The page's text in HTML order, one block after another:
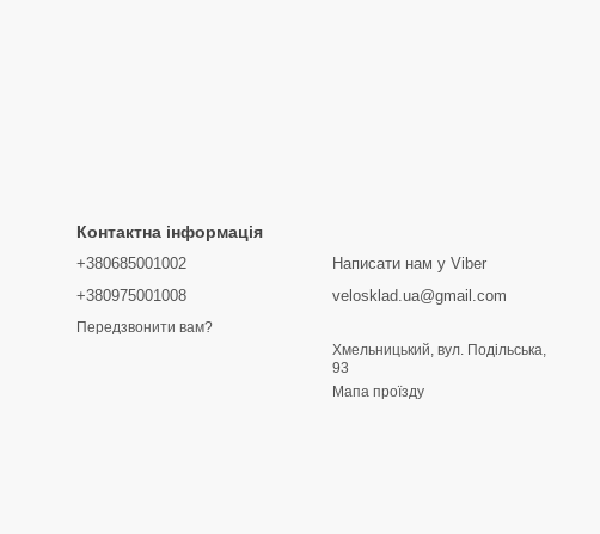
Контактна інформація
+380685001002
+380975001008
Передзвонити вам?
Написати нам у Viber
velosklad.ua@gmail.com
Хмельницький, вул. Подільська,
93
Мапа проїзду